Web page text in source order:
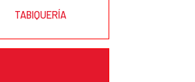
TABIQUERÍA